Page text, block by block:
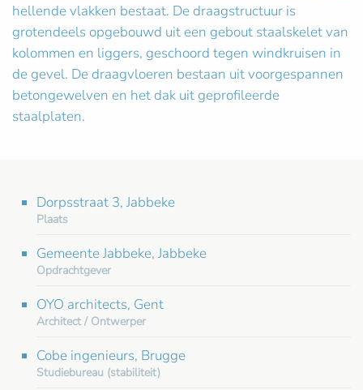
hellende vlakken bestaat. De draagstructuur is
grotendeels opgebouwd uit een gebout staalskelet van
kolommen en liggers, geschoord tegen windkruisen in
de gevel. De draagvloeren bestaan uit voorgespannen
betongewelven en het dak uit geprofileerde
staalplaten.
Dorpsstraat 3, Jabbeke
Plaats
Gemeente Jabbeke, Jabbeke
Opdrachtgever
OYO architects, Gent
Architect / Ontwerper
Cobe ingenieurs, Brugge
Studiebureau (stabiliteit)